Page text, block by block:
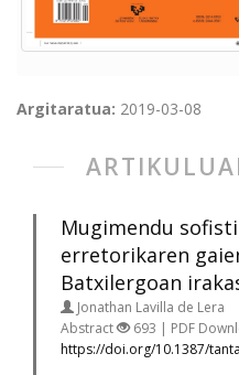
Argitaratua: 2019-03-08
Mugimendu
erretorikaren
Batxilergoan
Jonathan Lavilla de Lera
Abstract
693 | PDF
https://doi.org/10.1387/